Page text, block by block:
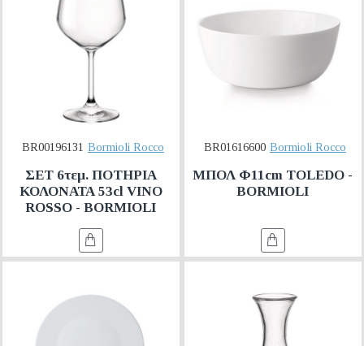
BR00196131 Bormioli Rocco
ΣΕΤ 6τεμ. ΠΟΤΗΡΙΑ
ΚΟΛΟΝΑΤΑ 53cl VINO
ROSSO - BORMIOLI
BR01616600 Bormioli Rocco
ΜΠΟΛ Φ11cm TOLEDO -
BORMIOLI